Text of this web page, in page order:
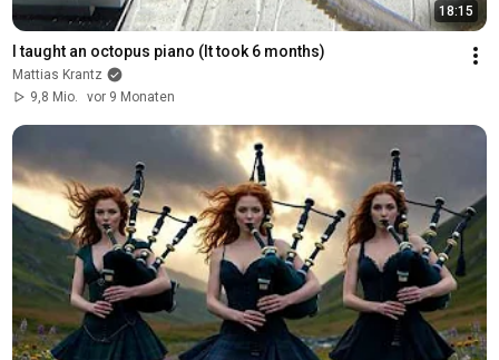
18:15
I taught an octopus piano (It took 6 months)
Mattias Krantz
9,8 Mio.
vor 9 Monaten